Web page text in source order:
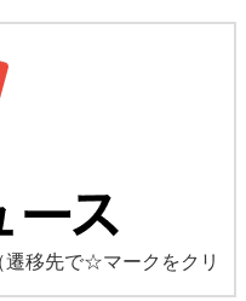
遷移先で☆マークをクリ